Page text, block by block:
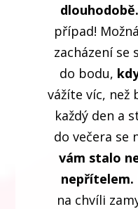
dlouhodobě.
případ!
zacházení se
do bodu,
vážíte víc, než
každý den a
do večera se
vám stalo
nepřítelem.
na chvíli